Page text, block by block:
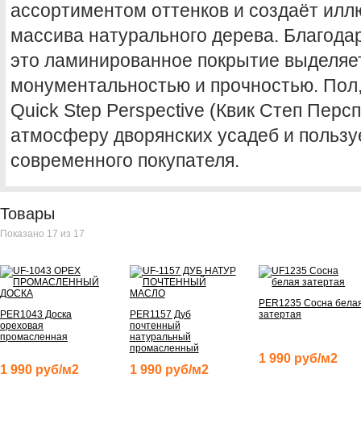
ассортиментом оттенков и создаёт
массива натурального дерева.
это ламинированное покрытие
монументальностью и прочностью.
Quick Step Perspective (Квик Степ
атмосферу дворянских усадеб и
современного покупателя.
Товары
Показано 17 из 17
PER1043 Доска
ореховая
промасленная
1 990 руб/м2
PER1157 Дуб
почтенный
натуральный
промасленный
1 990 руб/м2
PER1235 Сосна
затертая
1 990 руб/м2